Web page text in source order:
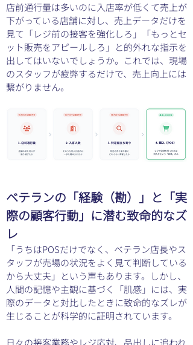
店前通行量は多いのに入店率が低くて売上が
下がっている店舗に対し、売上データだけを
見て「レジ前の接客を強化しろ」「もっとセ
ット販売をアピールしろ」と的外れな指示を
出してはいないでしょうか。これでは、現場
のスタッフが疲弊するだけで、売上向上には
繋がりません。
ベテランの「経験（勘）」と「実
際の顧客行動」に潜む致命的なズ
レ
「うちはPOSだけでなく、ベテラン店長やス
タッフが売場の状況をよく見て判断している
から大丈夫」という声もあります。しかし、
人間の記憶や主観に基づく「肌感」には、実
際のデータと対比したときに致命的なズレが
生じることが科学的に証明されています。
日々の接客業務やレジ応対、品出しに追われ